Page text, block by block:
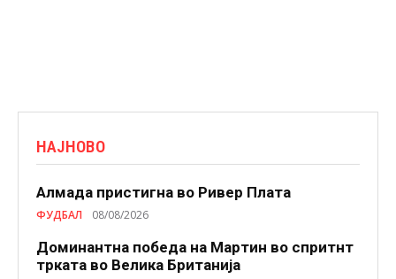
НАЈНОВО
Алмада пристигна во Ривер Плата
ФУДБАЛ 08/08/2026
Доминантна победа на Мартин во спритнт
трката во Велика Британија